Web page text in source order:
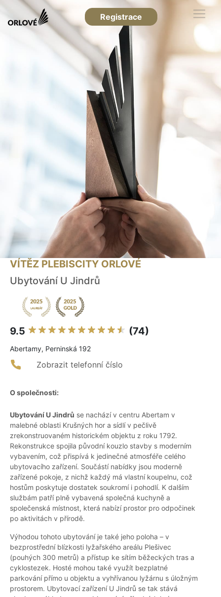
Registrace
VÍTĚZ PLEBISCITY ORLOVÉ
Ubytování U Jindrů
9.5 (74)
Abertamy, Perninská 192
Zobrazit telefonní číslo
O společnosti:
Ubytování U Jindrů se nachází v centru Abertam v
malebné oblasti Krušných hor a sídlí v pečlivě
zrekonstruovaném historickém objektu z roku 1792.
Rekonstrukce spojila původní kouzlo stavby s moderním
vybavením, což přispívá k jedinečné atmosféře celého
ubytovacího zařízení. Součástí nabídky jsou moderně
zařízené pokoje, z nichž každý má vlastní koupelnu, což
hostům poskytuje dostatek soukromí i pohodlí. K dalším
službám patří plně vybavená společná kuchyně a
společenská místnost, která nabízí prostor pro odpočinek
po aktivitách v přírodě.
Výhodou tohoto ubytování je také jeho poloha – v
bezprostřední blízkosti lyžařského areálu Plešivec
(pouhých 300 metrů) a přístup ke sítím běžeckých tras a
cyklostezek. Hosté mohou také využít bezplatné
parkování přímo u objektu a vyhřívanou lyžárnu s úložným
prostorem. Ubytovací zařízení U Jindrů se tak stává